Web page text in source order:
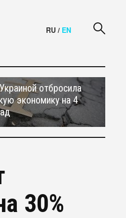
RU / EN
отбросила
экономику на 4
30%